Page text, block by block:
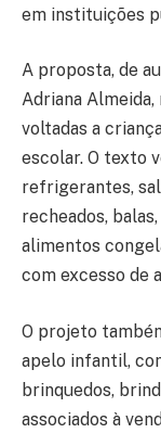
em instituições
A proposta, de
Adriana
voltadas a
escolar. O texto
refrigerantes,
recheados,
alimentos
com excesso de
O projeto
apelo infantil,
brinquedos,
associados à